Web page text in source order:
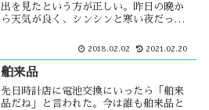
出を見たという方が正しい。昨日の晩か
ら天気が良く、シンシンと寒い夜だっ
マイナス９．２℃を観測した。今期一番
雪模様で・・・
2018.02.02 2021.02.20
舶来品
先日時計店に電池交換にいったら「舶来
品だね」と言われた。今は誰も舶来品と